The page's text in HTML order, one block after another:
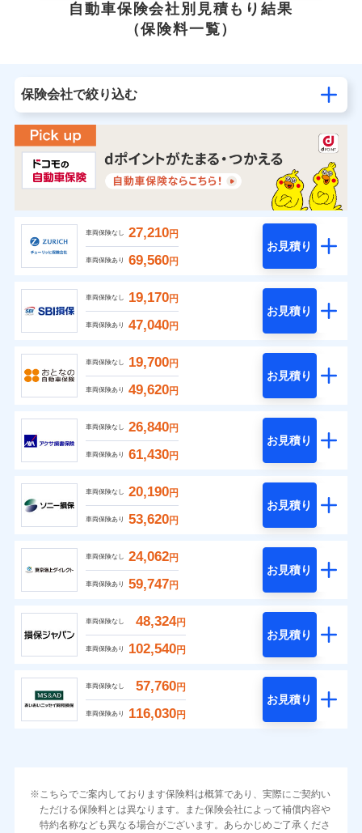
自動車保険会社別見積もり結果
（保険料一覧）
保険会社で絞り込む
車両保険なし 27,210円
車両保険あり 69,560円
お見積り
車両保険なし 19,170円
車両保険あり 47,040円
お見積り
車両保険なし 19,700円
車両保険あり 49,620円
お見積り
車両保険なし 26,840円
車両保険あり 61,430円
お見積り
車両保険なし 20,190円
車両保険あり 53,620円
お見積り
車両保険なし 24,062円
車両保険あり 59,747円
お見積り
車両保険なし 48,324円
車両保険あり 102,540円
お見積り
車両保険なし 57,760円
車両保険あり 116,030円
お見積り
こちらでご案内しております保険料は概算であり、実際にご契約い
ただける保険料とは異なります。また保険会社によって補償内容や
特約名称なども異なる場合がございます。あらかじめご了承くださ